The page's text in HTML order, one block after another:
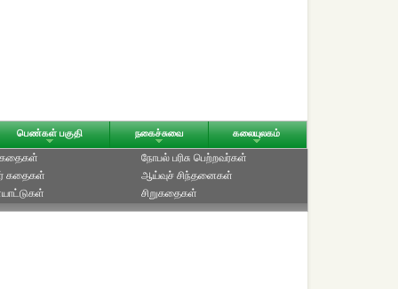
பெண்கள் பகுதி நகைச்சுவை கலையுலகம்
கதைகள்
கதைகள்
நோபல் பரிசு‎ பெற்றவர்‎கள்
ஆய்வுச் சிந்தனைகள்
சிறுகதைகள்